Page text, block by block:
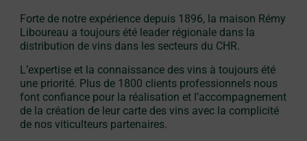
Forte de notre expérience depuis 1896, la maison Rémy
Liboureau a toujours été leader régionale dans la
distribution de vins dans les secteurs du CHR.
L’expertise et la connaissance des vins à toujours été
une priorité. Plus de 1800 clients professionnels nous
font confiance pour la réalisation et l’accompagnement
de la création de leur carte des vins avec la complicité
de nos viticulteurs partenaires.